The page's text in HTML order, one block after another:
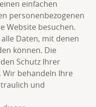
einfachen
personenbezogenen
Website besuchen.
Daten, mit denen
können. Die
Schutz Ihrer
behandeln Ihre
und